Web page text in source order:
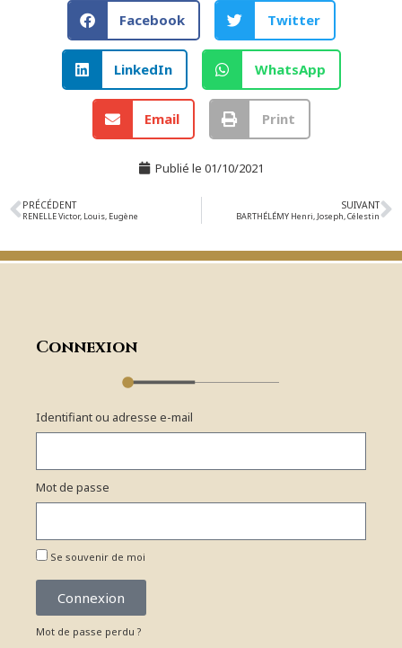
Facebook Twitter
LinkedIn WhatsApp
Email Print
Publié le 01/10/2021
PRÉCÉDENT
RENELLE Victor, Louis, Eugène
SUIVANT
BARTHÉLÉMY Henri, Joseph, Célestin
Connexion
Identifiant ou adresse e-mail
Mot de passe
Se souvenir de moi
Connexion
Mot de passe perdu ?